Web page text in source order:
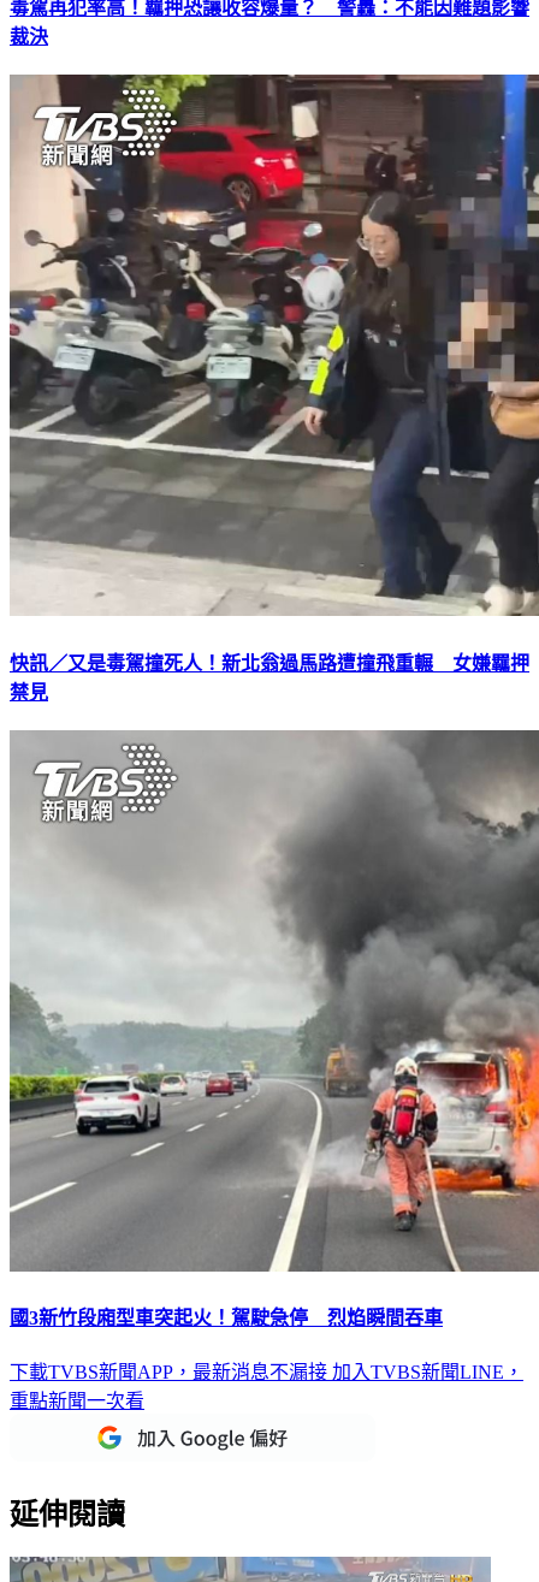
毒駕再犯率高！羈押恐讓收容爆量？ 警轟：不能因難題影響
裁決
快訊／又是毒駕撞死人！新北翁過馬路遭撞飛重輾 女嫌羈押
禁見
國3新竹段廂型車突起火！駕駛急停 烈焰瞬間吞車
下載TVBS新聞APP，最新消息不漏接 加入TVBS新聞LINE，
重點新聞一次看
延伸閱讀